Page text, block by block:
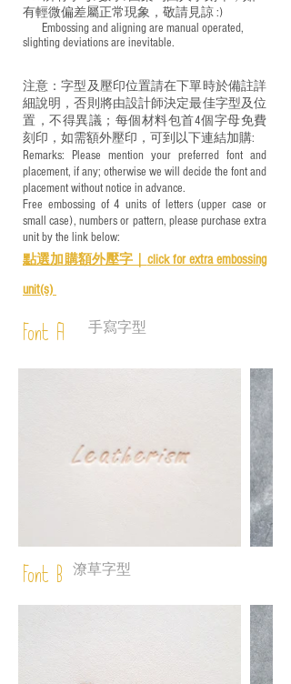
有輕微偏差屬正常現象，敬請見諒 :)
​ Embossing and aligning are manual operated,
slighting deviations are inevitable.
注意：字型及壓印位置請在下單時於備註詳
細說明，否則將由設計師決定最佳字型及位
置，不得異議；每個材料包首4個字母免費
刻印，如需額外壓印，可到以下連結加購:
Remarks: Please mention your preferred font and
placement, if any; otherwise we will decide the font and
placement without notice in advance.
Free embossing of 4 units of letters (upper case or
small case), numbers or pattern, please purchase extra
unit by the link below:
點選加購額外壓字｜ click for extra embossing
unit(s)
Font A 手寫字型
Font B 潦草字型